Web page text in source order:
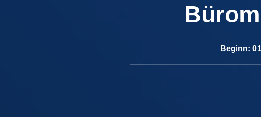
Beginn: